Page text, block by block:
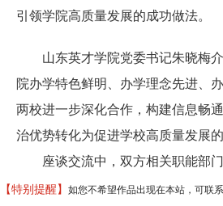
引领学院高质量发展的成功做法。
山东英才学院党委书记朱晓梅介
院办学特色鲜明、办学理念先进、
两校进一步深化合作，构建信息畅
治优势转化为促进学校高质量发展的
座谈交流中，双方相关职能部门
【特别提醒】 如您不希望作品出现在本站，可联